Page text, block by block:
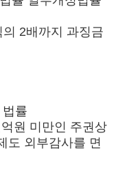
2배까지 과징금
률
원 미만인 주권상
도 외부감사를 면